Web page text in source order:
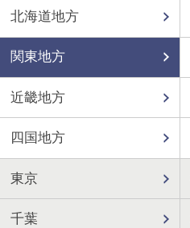
北海道地方
関東地方
近畿地方
四国地方
東京
千葉